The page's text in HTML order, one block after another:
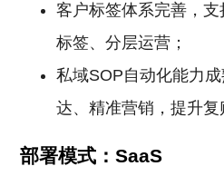
客户标签体系完善，
标签、分层运营；
私域SOP自动化能力
达、精准营销，提升复
部署模式：SaaS